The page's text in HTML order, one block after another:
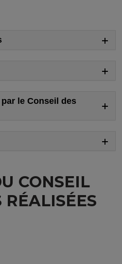
le Conseil des
CONSEIL
RÉALISÉES